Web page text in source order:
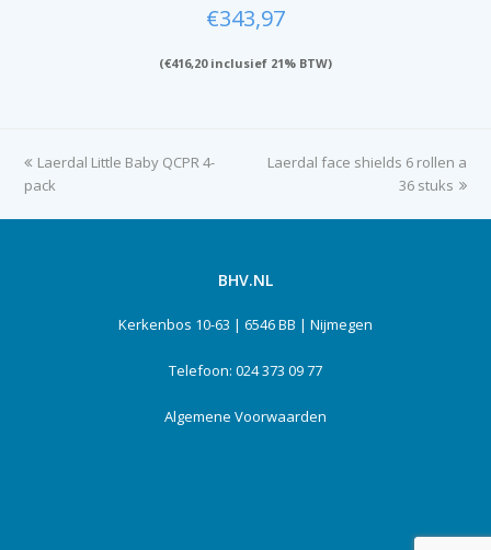
€343,97
(€416,20inclusief 21% BTW)
previous
post:
Laerdal Little Baby QCPR 4-
pack
next
Laerdal face shields 6 rollen a
36 stuks
BHV.NL
Kerkenbos 10-63 | 6546 BB | Nijmegen
Telefoon: 024 373 09 77
Algemene Voorwaarden